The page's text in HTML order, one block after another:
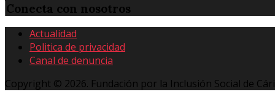
Conecta con nosotros
Actualidad
Politica de privacidad
Canal de denuncia
Copyright © 2026. Fundación por la Inclusión Social de